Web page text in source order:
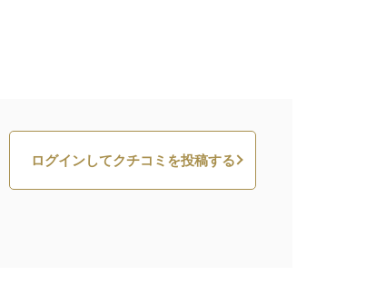
ログインしてクチコミを投稿する